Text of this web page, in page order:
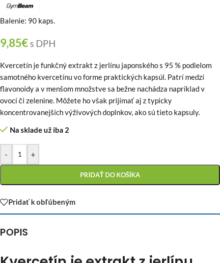
Balenie: 90 kaps.
9,85€s DPH
Kvercetín je funkčný extrakt z jerlínu japonského s 95 % podielom
samotného kvercetínu vo forme praktických kapsúl. Patrí medzi
flavonoidy a v menšom množstve sa bežne nachádza napríklad v
ovocí či zelenine. Môžete ho však prijímať aj z typicky
koncentrovanejších výživových doplnkov, ako sú tieto kapsuly.
Na sklade už iba 2
- +
PRIDAŤ DO KOŠÍKA
Pridať k obľúbeným
POPIS